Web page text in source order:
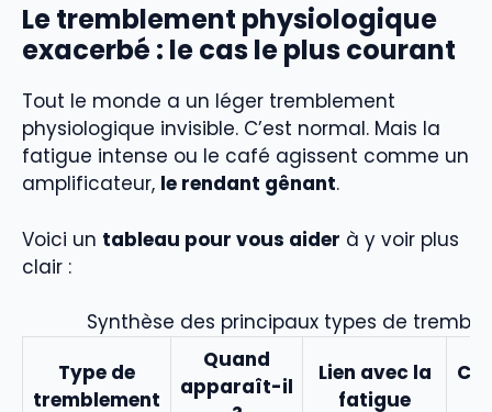
Le tremblement physiologique
exacerbé : le cas le plus courant
Tout le monde a un léger tremblement
physiologique invisible. C’est normal. Mais la
fatigue intense ou le café agissent comme un
amplificateur, le rendant gênant.
Voici un tableau pour vous aider à y voir plus
clair :
Synthèse des principaux types de
Type de
tremblement
Quand
apparaît-il
Lien avec la
fatigue
Ce